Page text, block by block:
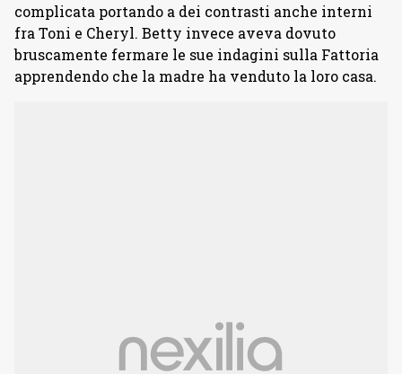
complicata portando a dei contrasti anche interni
fra Toni e Cheryl. Betty invece aveva dovuto
bruscamente fermare le sue indagini sulla Fattoria
apprendendo che la madre ha venduto la loro casa.